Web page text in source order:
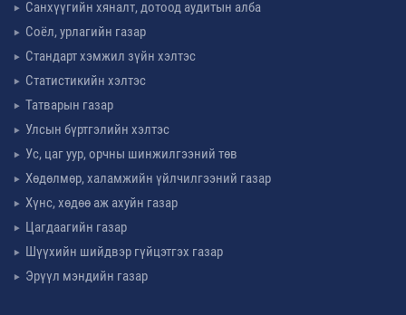
Санхүүгийн хяналт, дотоод аудитын алба
Соёл, урлагийн газар
Стандарт хэмжил зүйн хэлтэс
Статистикийн хэлтэс
Татварын газар
Улсын бүртгэлийн хэлтэс
Ус, цаг уур, орчны шинжилгээний төв
Хөдөлмөр, халамжийн үйлчилгээний газар
Хүнс, хөдөө аж ахуйн газар
Цагдаагийн газар
Шүүхийн шийдвэр гүйцэтгэх газар
Эрүүл мэндийн газар